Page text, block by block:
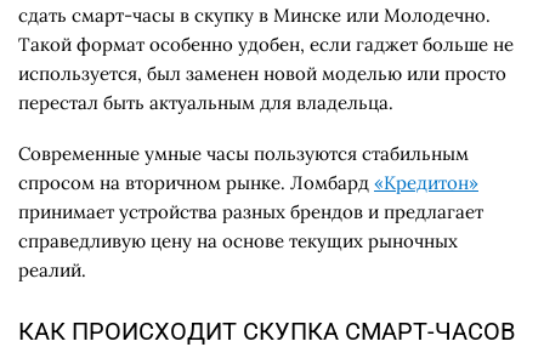
сдать смарт-часы в скупку в Минске или Молодечно.
Такой формат особенно удобен, если гаджет больше не
используется, был заменен новой моделью или просто
перестал быть актуальным для владельца.
Современные умные часы пользуются стабильным
спросом на вторичном рынке. Ломбард «Кредитон»
принимает устройства разных брендов и предлагает
справедливую цену на основе текущих рыночных
реалий.
КАК ПРОИСХОДИТ СКУПКА СМАРТ-ЧАСОВ